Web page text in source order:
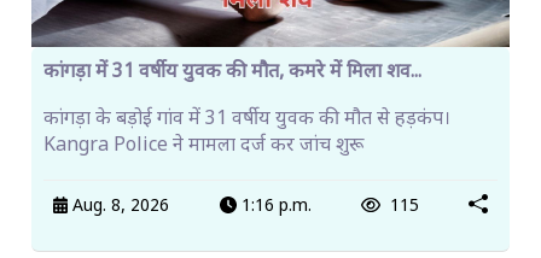
कांगड़ा में 31 वर्षीय युवक की मौत, कमरे में मिला शव...
कांगड़ा के बड़ोई गांव में 31 वर्षीय युवक की मौत से हड़कंप।
Kangra Police ने मामला दर्ज कर जांच शुरू
Aug. 8, 2026 1:16 p.m. 115